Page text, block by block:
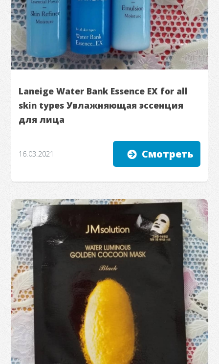
Laneige Water Bank Essence EX for all
skin types Увлажняющая эссенция
для лица
16.03.2021 Смотреть